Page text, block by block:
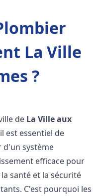
La Ville
?
de La Ville aux
est essentiel de
d'un système
efficace pour
santé et la sécurité
C'est pourquoi les